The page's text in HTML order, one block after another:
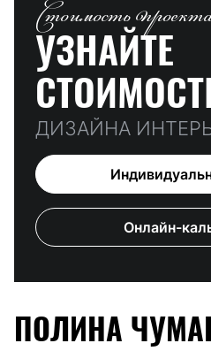
Стоимость
УЗНАЙТЕ
ДИЗАЙНА
Онлайн-
ПОЛИНА